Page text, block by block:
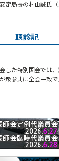
定局長の村山誠氏
聴診記
した特別国会では
衆参共に全会一致